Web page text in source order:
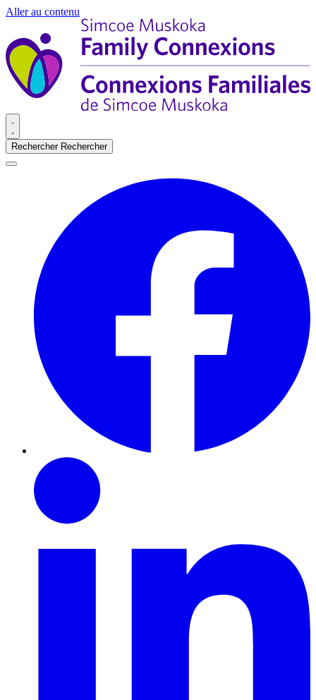
Aller au contenu
Rechercher Rechercher